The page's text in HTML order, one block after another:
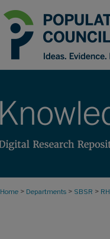
Home > Departments > SBSR > RH